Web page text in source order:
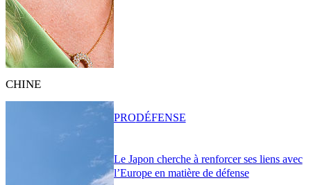
CHINE
Le Japon cherche à renforcer ses liens avec
l’Europe en matière de défense
PRODÉFENSE